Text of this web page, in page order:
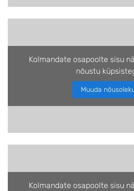
Kolmandate osapoolte sisu
nõustu
Muuda
Kolmandate osapoolte sisu